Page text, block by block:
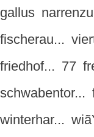
gallus
fischerau...
friedhof... 77
schwabentor...
winterhar...